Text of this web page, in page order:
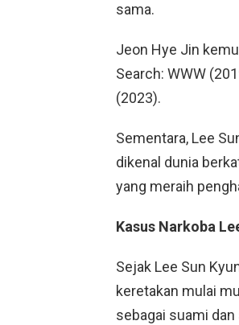
sama.
Jeon Hye Jin
Search: WWW
(2023).
Sementara, Lee
dikenal dunia
yang meraih
Kasus Narkoba
Sejak Lee Sun
keretakan mulai
sebagai suami